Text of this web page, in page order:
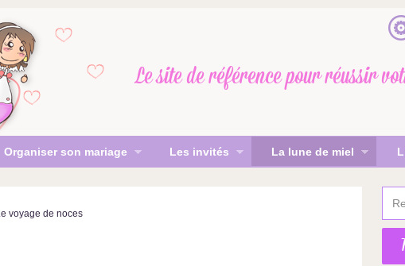
Le site de référencepour réussir
Organiser son mariage Les invités La lune de miel
voyage de noces